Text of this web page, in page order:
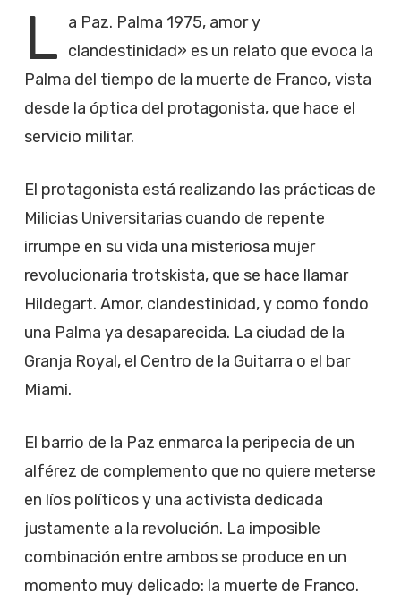
L a Paz. Palma 1975, amor y
clandestinidad» es un relato que evoca la
Palma del tiempo de la muerte de Franco, vista
desde la óptica del protagonista, que hace el
servicio militar.
El protagonista está realizando las prácticas de
Milicias Universitarias cuando de repente
irrumpe en su vida una misteriosa mujer
revolucionaria trotskista, que se hace llamar
Hildegart. Amor, clandestinidad, y como fondo
una Palma ya desaparecida. La ciudad de la
Granja Royal, el Centro de la Guitarra o el bar
Miami.
El barrio de la Paz enmarca la peripecia de un
alférez de complemento que no quiere meterse
en líos políticos y una activista dedicada
justamente a la revolución. La imposible
combinación entre ambos se produce en un
momento muy delicado: la muerte de Franco.